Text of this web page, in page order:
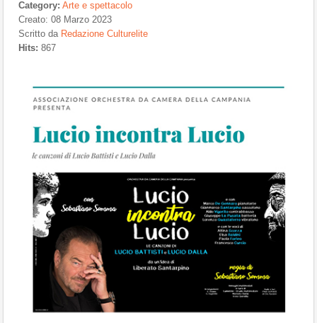
Category: Arte e spettacolo
Creato: 08 Marzo 2023
Scritto da Redazione Culturelite
Hits: 867